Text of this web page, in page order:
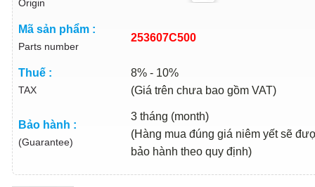
Origin
Mã sản phẩm :
Parts number
253607C500
Thuế :
TAX
8% - 10%
(Giá trên chưa bao gồm VAT)
Bảo hành :
(Guarantee)
3 tháng (month)
(Hàng mua đúng giá niêm yết sẽ
bảo hành theo quy định)